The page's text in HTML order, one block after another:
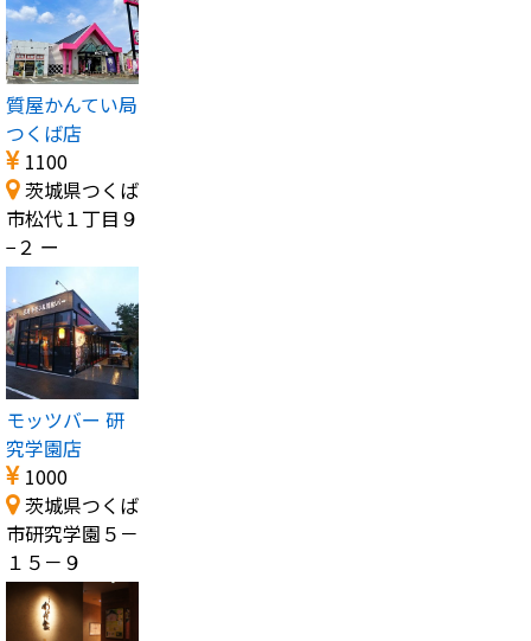
質屋かんてい局
つくば店
1100
茨城県つくば
市松代１丁目９
−２ ー
モッツバー 研
究学園店
1000
茨城県つくば
市研究学園５－
１５－９